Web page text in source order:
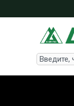
к
содержимому
Search